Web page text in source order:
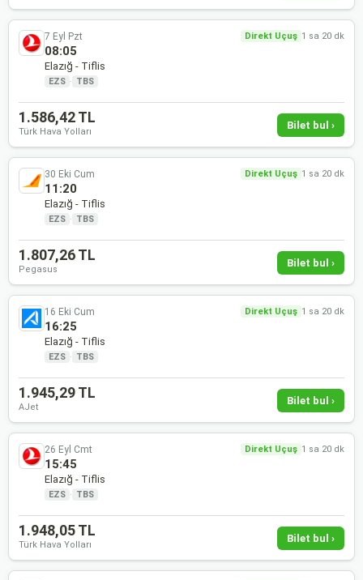
7 Eyl Pzt Direkt Uçuş 1 sa 20 dk
08:05
Elazığ - Tiflis
EZS · TBS
1.586,42 TL
Türk Hava Yolları
Bilet bul ›
30 Eki Cum Direkt Uçuş 1 sa 20 dk
11:20
Elazığ - Tiflis
EZS · TBS
1.807,26 TL
Pegasus
Bilet bul ›
16 Eki Cum Direkt Uçuş 1 sa 20 dk
16:25
Elazığ - Tiflis
EZS · TBS
1.945,29 TL
AJet
Bilet bul ›
26 Eyl Cmt Direkt Uçuş 1 sa 20 dk
15:45
Elazığ - Tiflis
EZS · TBS
1.948,05 TL
Türk Hava Yolları
Bilet bul ›